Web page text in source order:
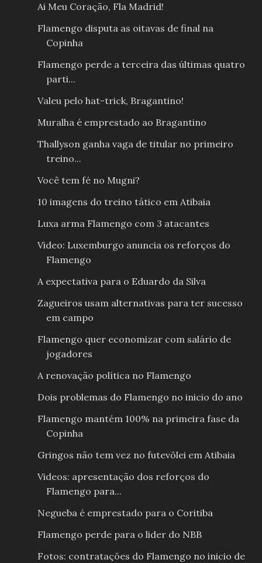
Ai Meu Coração, Fla Madrid!
Flamengo disputa as oitavas de final na
Copinha
Flamengo perde a terceira das últimas quatro
parti...
Valeu pelo hat-trick, Bragantino!
Muralha é emprestado ao Bragantino
Thallyson ganha vaga de titular no primeiro
treino...
Você tem fé no Mugni?
10 imagens do treino tático em Atibaia
Luxa arma Flamengo com 3 atacantes
Video: Luxemburgo anuncia os reforços do
Flamengo
A expectativa para o Eduardo da Silva
Zagueiros usam alternativas para ter sucesso
em campo
Flamengo quer economizar com salário de
jogadores
A renovação política no Flamengo
Dois problemas do Flamengo no inicio do ano
Flamengo mantém 100% na primeira fase da
Copinha
Gringos não tem vez no futevôlei em Atibaia
Videos: apresentação dos reforços do
Flamengo para...
Negueba é emprestado para o Coritiba
Flamengo perde para o lider do NBB
Fotos: contratações do Flamengo no inicio de